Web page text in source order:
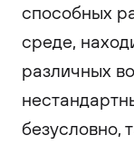
способных
среде,
различных
безусловно,